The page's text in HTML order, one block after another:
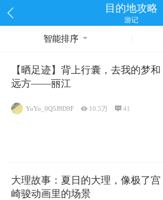
目的地攻略
游记
智能排序
【晒足迹】背上行囊，去我的梦和
远方——丽江
YoYo_0Q5J9D9F  10.5万 41
大理故事：夏日的大理，像极了宫
崎骏动画里的场景